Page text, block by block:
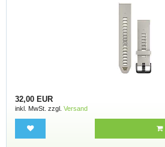
32,00 EUR
inkl. MwSt. zzgl. Versand